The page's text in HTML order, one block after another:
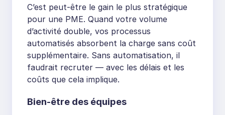
C’est peut-être le gain le plus stratégique
pour une PME. Quand votre volume
d’activité double, vos processus
automatisés absorbent la charge sans coût
supplémentaire. Sans automatisation, il
faudrait recruter — avec les délais et les
coûts que cela implique.
Bien-être des équipes